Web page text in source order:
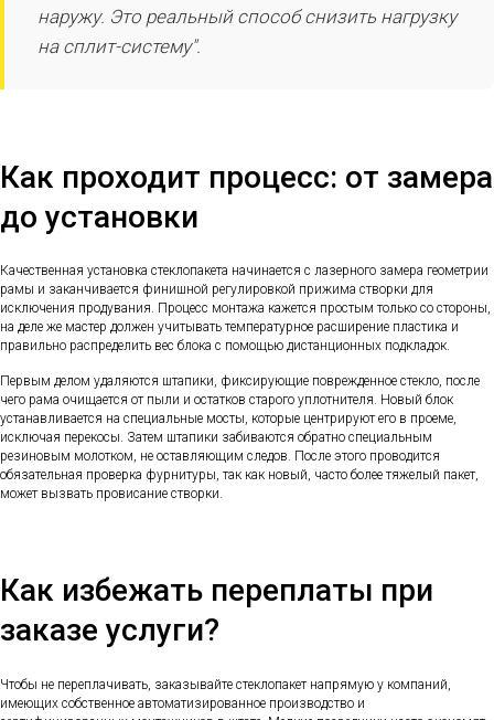
наружу. Это реальный способ снизить нагрузку
на сплит-систему".
Как проходит процесс: от замера
до установки
Качественная установка стеклопакета начинается с лазерного замера геометрии
рамы и заканчивается финишной регулировкой прижима створки для
исключения продувания. Процесс монтажа кажется простым только со стороны,
на деле же мастер должен учитывать температурное расширение пластика и
правильно распределить вес блока с помощью дистанционных подкладок.
Первым делом удаляются штапики, фиксирующие поврежденное стекло, после
чего рама очищается от пыли и остатков старого уплотнителя. Новый блок
устанавливается на специальные мосты, которые центрируют его в проеме,
исключая перекосы. Затем штапики забиваются обратно специальным
резиновым молотком, не оставляющим следов. После этого проводится
обязательная проверка фурнитуры, так как новый, часто более тяжелый пакет,
может вызвать провисание створки.
Как избежать переплаты при
заказе услуги?
Чтобы не переплачивать, заказывайте стеклопакет напрямую у компаний,
имеющих собственное автоматизированное производство и